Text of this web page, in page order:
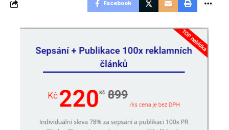
Facebook